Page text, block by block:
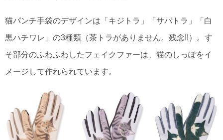
猫パンチ手袋のデザインは「キジトラ」「サバトラ」「白
黒ハチワレ」の3種類（茶トラがありません。残念!!）。す
そ部分のふわふわしたフェイクファーは、猫のしっぽをイ
メージして作れられています。